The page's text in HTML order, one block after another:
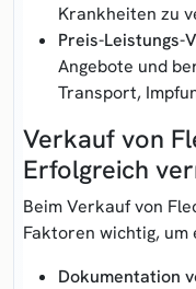
Krankheiten zu
Preis-Leistungs-
Angebote und
Transport,
Verkauf von
Erfolgreich
Beim Verkauf von
Faktoren wichtig, um
Dokumentation